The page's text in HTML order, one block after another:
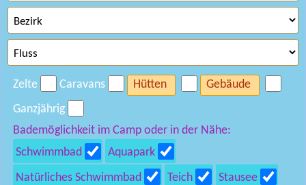
Zelte Caravans Hütten
Gebäude
Ganzjährig
Bademöglichkeit im Camp oder in der Nähe:
Schwimmbad
Aquapark
Natürliches Schwimmbad
Teich
Stausee